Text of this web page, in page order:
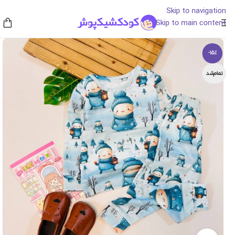
Skip to navigation
Skip to main content
-15%
تمام‌شد